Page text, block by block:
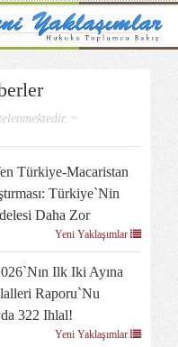
~
Türkiye-Macaristan
Türkiye`nin
Daha Zor
Yeni Yaklaşımlar
Ilk Iki Ayına
Raporu`nu
322 Ihlal!
Yeni Yaklaşımlar